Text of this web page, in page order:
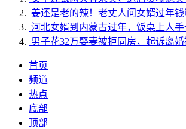
姜还是老的辣！老丈人问女婿过年
河北女婿到内蒙古过年，饭桌上人
男子花32万娶妻被拒同房，起诉离
首页
频道
热点
底部
顶部